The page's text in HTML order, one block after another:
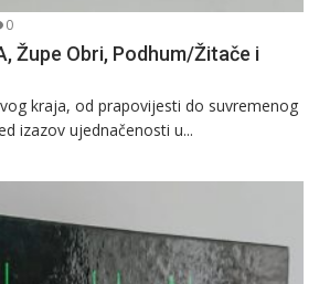
0
Župe Obri, Podhum/Žitače i
kraja, od prapovijesti do suvremenog
izazov ujednačenosti u...